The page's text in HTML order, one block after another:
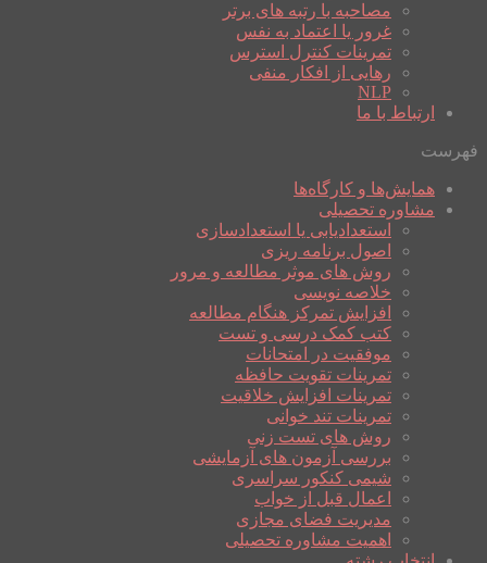
مصاحبه با رتبه های برتر
غرور یا اعتماد به نفس
تمرینات کنترل استرس
رهایی از افکار منفی
NLP
ارتباط با ما
فهرست
همایش‌ها و کارگاه‌ها
مشاوره تحصیلی
استعدادیابی یا استعدادسازی
اصول برنامه ریزی
روش های موثر مطالعه و مرور
خلاصه نویسی
افزایش تمرکز هنگام مطالعه
کتب کمک درسی و تست
موفقیت در امتحانات
تمرینات تقویت حافظه
تمرینات افزایش خلاقیت
تمرینات تند خوانی
روش های تست زنی
بررسی آزمون های آزمایشی
شیمی کنکور سراسری
اعمال قبل از خواب
مدیریت فضای مجازی
اهمیت مشاوره تحصیلی